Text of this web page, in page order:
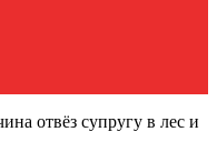
отвёз супругу в лес и